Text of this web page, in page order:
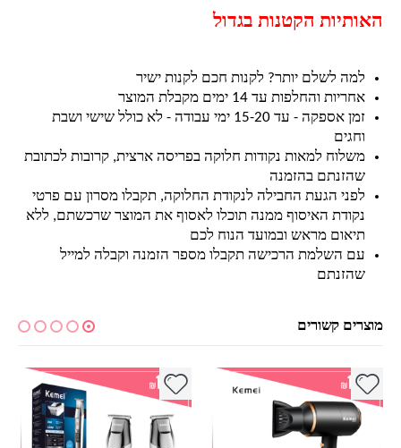
האותיות הקטנות בגדול
למה לשלם יותר? לקנות חכם לקנות ישיר
אחריות והחלפות עד 14 ימים מקבלת המוצר
זמן אספקה - עד 15-20 ימי עבודה - לא כולל שישי ושבת
וחגים
משלוח למאות נקודות חלוקה בפריסה ארצית, קרובות לכתובת
שהזנתם בהזמנה
לפני הגעת החבילה לנקודת החלוקה, תקבלו מסרון עם פרטי
נקודת האיסוף ממנה תוכלו לאסוף את המוצר שרכשתם, ללא
תיאום מראש ובמועד הנוח לכם
עם השלמת הרכישה תקבלו מספר הזמנה וקבלה למייל
שהזנתם
מוצרים קשורים